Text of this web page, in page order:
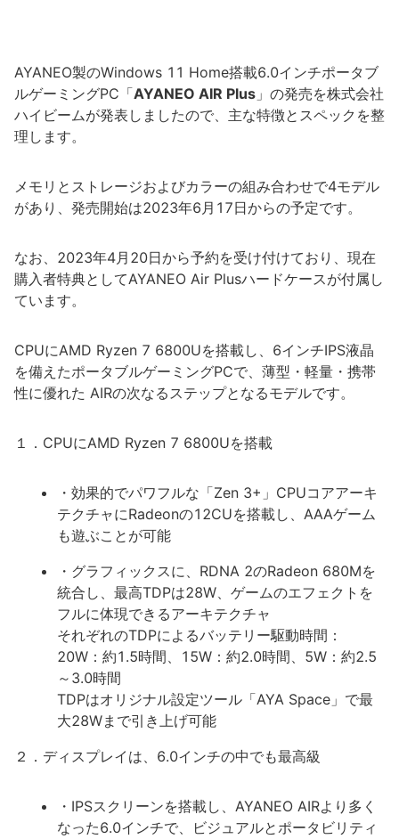
AYANEO製のWindows 11 Home搭載6.0インチポータブ
ルゲーミングPC「AYANEO AIR Plus 」の発売を株式会社
ハイビームが発表しましたので、主な特徴とスペックを整
理します。
メモリとストレージおよびカラーの組み合わせで4モデル
があり、発売開始は2023年6月17日からの予定です。
なお、2023年4月20日から予約を受け付けており、現在
購入者特典としてAYANEO Air Plusハードケースが付属し
ています。
CPUにAMD Ryzen 7 6800Uを搭載し、6インチIPS液晶
を備えたポータブルゲーミングPCで、薄型・軽量・携帯
性に優れた AIRの次なるステップとなるモデルです。
１．CPUにAMD Ryzen 7 6800Uを搭載
・効果的でパワフルな「Zen 3+」CPUコアアーキ
テクチャにRadeonの12CUを搭載し、AAAゲーム
も遊ぶことが可能
・グラフィックスに、RDNA 2のRadeon 680Mを
統合し、最高TDPは28W、ゲームのエフェクトを
フルに体現できるアーキテクチャ
それぞれのTDPによるバッテリー駆動時間：
20W：約1.5時間、15W：約2.0時間、5W：約2.5
～3.0時間
TDPはオリジナル設定ツール「AYA Space」で最
大28Wまで引き上げ可能
２．ディスプレイは、6.0インチの中でも最高級
・IPSスクリーンを搭載し、AYANEO AIRより多く
なった6.0インチで、ビジュアルとポータビリティ